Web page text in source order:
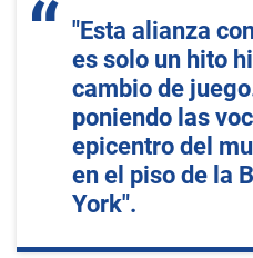
"Esta alianza
es solo un hito
cambio de
poniendo las
epicentro del
en el piso de la
York".